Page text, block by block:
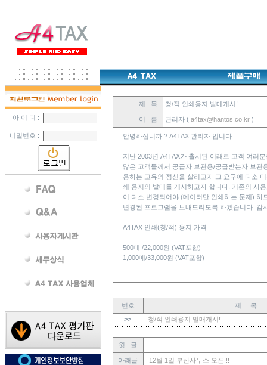
아 이 디 :
비밀번호 :
제 목 청/적 인쇄용지 발매개시!
이 름 관리자 (a4tax@hantos.co.kr )
안녕하십니까 ? A4TAX 관리자 입니다.
지난 2003년 A4TAX가 출시된 이래로 고객 여러
많은 고객들께서 공급자 보관용/공급받는자 보
용하는 고유의 정신을 살리고자 그 요구에 다소
쇄 용지의 발매를 개시하고자 합니다. 기존의 사
이 다소 변경되어야 (데이터만 인쇄하는 문제)
변경된 프로그램을 보내드리도록 하겠습니다. 감
A4TAX 인쇄(청/적) 용지 가격
500매 /22,000원 (VAT포함)
1,000매/33,000원 (VAT포함)
번호
제 목
>>
청/적 인쇄용지 발매개시!
윗 글
아래글 12월 1일 부산사무소 오픈 !!